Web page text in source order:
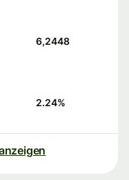
6,2448
2.24%